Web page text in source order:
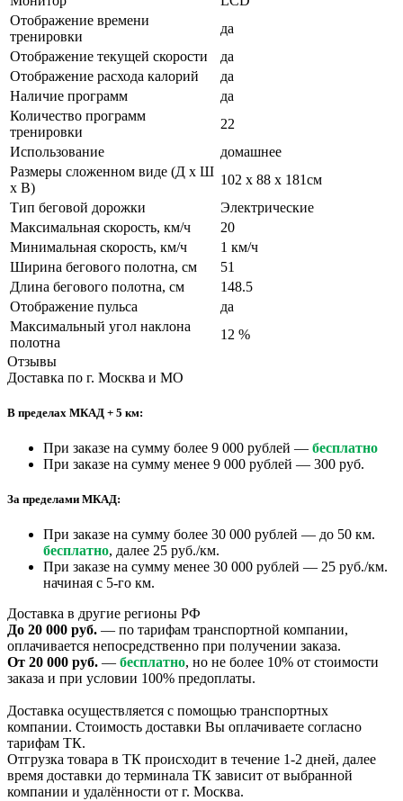
Отображение времени
тренировки
да
Отображение текущей скорости
да
Отображение расхода калорий
да
Наличие программ
да
Количество программ
тренировки
22
Использование
домашнее
Размеры сложенном виде (Д х Ш
х В)
102 x 88 x 181cм
Тип беговой дорожки
Электрические
Максимальная скорость, км/ч
20
Минимальная скорость, км/ч
1 км/ч
Ширина бегового полотна, см
51
Длина бегового полотна, см
148.5
Отображение пульса
да
Максимальный угол наклона
полотна
12 %
Отзывы
Доставка по г. Москва и МО
В пределах МКАД + 5 км:
При заказе на сумму более 9 000 рублей — бесплатно
При заказе на сумму менее 9 000 рублей — 300 руб.
За пределами МКАД:
При заказе на сумму более 30 000 рублей — до 50 км.
бесплатно, далее 25 руб./км.
При заказе на сумму менее 30 000 рублей — 25 руб./км.
начиная с 5-го км.
Доставка в другие регионы РФ
До 20 000 руб. — по тарифам транспортной компании,
оплачивается непосредственно при получении заказа.
От 20 000 руб. — бесплатно, но не более 10% от стоимости
заказа и при условии 100% предоплаты.
Доставка осуществляется с помощью транспортных
компании. Стоимость доставки Вы оплачиваете согласно
тарифам ТК.
Отгрузка товара в ТК происходит в течение 1-2 дней, далее
время доставки до терминала ТК зависит от выбранной
компании и удалённости от г. Москва.